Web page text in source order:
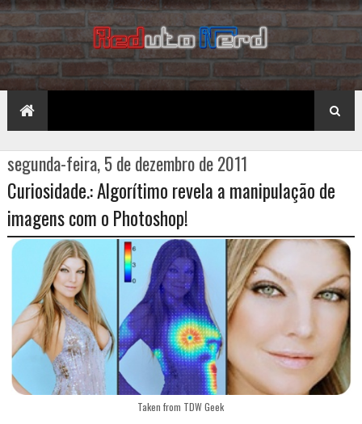
segunda-feira, 5 de dezembro de 2011
Curiosidade.: Algorítimo revela a manipulação de
imagens com o Photoshop!
Taken from TDW Geek